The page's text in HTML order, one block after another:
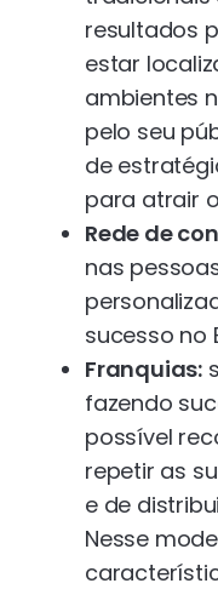
resultados
estar
ambientes
pelo seu
de
para atrair
Rede de
nas
sucesso no
Franquias:
fazendo
possível
repetir as
e de
Nesse